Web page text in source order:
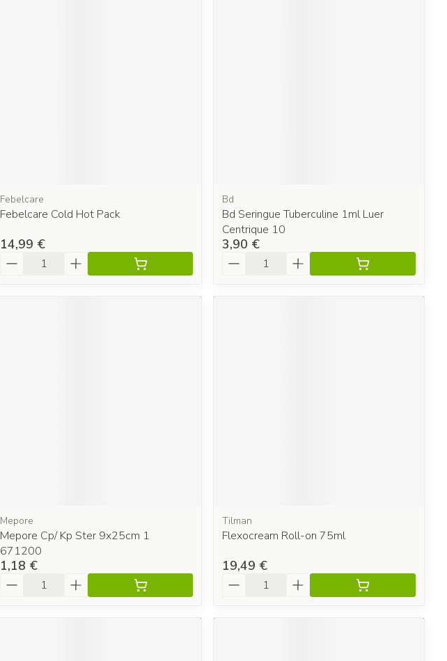
Febelcare
Febelcare Cold Hot Pack
14,99 €
Quantité
Bd
Bd Seringue Tuberculine 1ml Luer
Centrique 10
3,90 €
Quantité
Mepore
Mepore Cp/ Kp Ster 9x25cm 1
671200
1,18 €
Quantité
Tilman
Flexocream Roll-on 75ml
19,49 €
Quantité